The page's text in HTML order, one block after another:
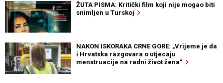
ŽUTA PISMA: Kritički film koji nije mogao biti
snimljen u Turskoj
NAKON ISKORAKA CRNE GORE: „Vrijeme je da
i Hrvatska razgovara o utjecaju
menstruacije na radni život žena“